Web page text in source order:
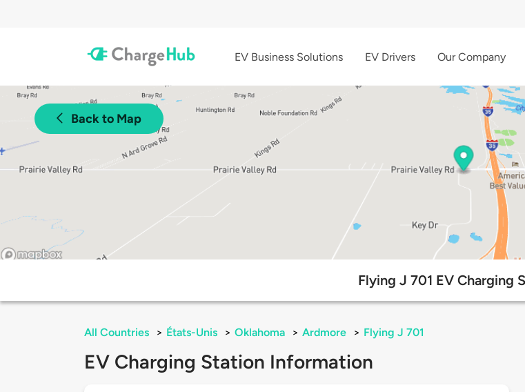
EV Business Solutions EV Drivers Our Company
Back to Map
Flying J 701 EV Charging
All Countries > États-Unis > Oklahoma > Ardmore > Flying J 701
EV Charging Station Information